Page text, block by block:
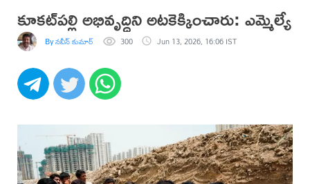
కూకట్‌పల్లి అభివృద్ధిని అటకెక్కించారు: ఎమ్మెల్యే
By నవీన్ కుమార్ 300 Jun 13, 2026, 16:06 IST